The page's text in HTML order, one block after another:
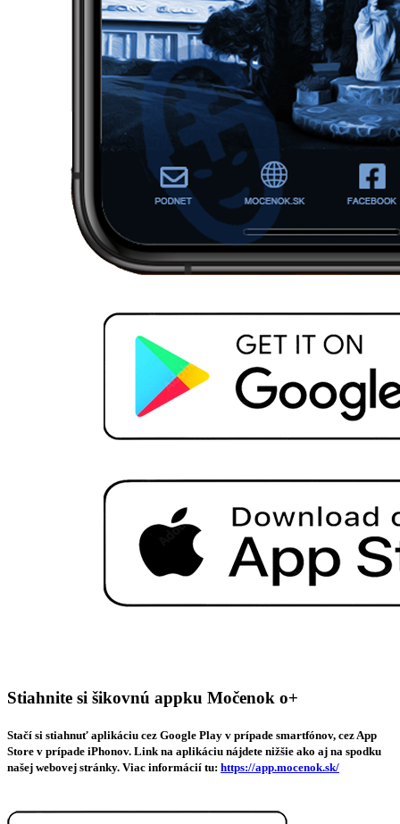
Stiahnite si šikovnú appku Močenok o+
Stačí si stiahnuť aplikáciu cez Google Play v prípade smartfónov, cez App
Store v prípade iPhonov. Link na aplikáciu nájdete nižšie ako aj na spodku
našej webovej stránky. Viac informácií tu: https://app.mocenok.sk/